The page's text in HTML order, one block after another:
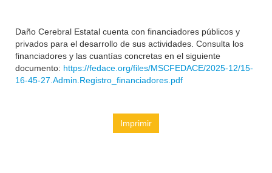
Daño Cerebral Estatal cuenta con financiadores públicos y
privados para el desarrollo de sus actividades. Consulta los
financiadores y las cuantías concretas en el siguiente
documento: https://fedace.org/files/MSCFEDACE/2025-12/15-
16-45-27.Admin.Registro_financiadores.pdf
Imprimir